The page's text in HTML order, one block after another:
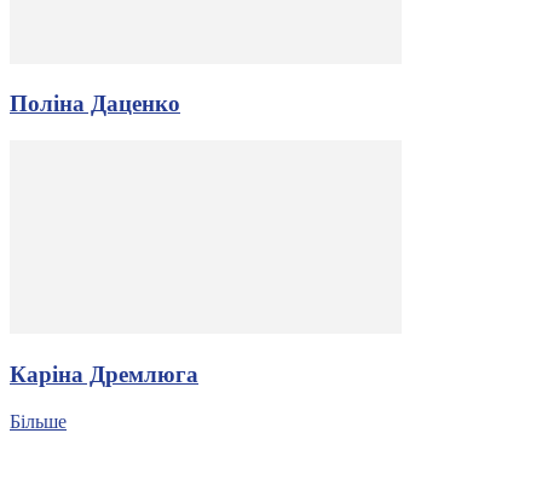
Поліна Даценко
Каріна Дремлюга
Більше